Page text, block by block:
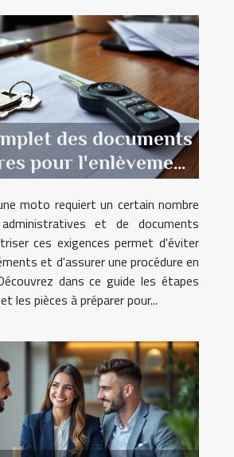
des documents
pour l'enlèvement
d'une moto.
moto requiert un certain nombre
et de documents
ces exigences permet d'éviter
et d'assurer une procédure en
dans ce guide les étapes
les pièces à préparer pour...